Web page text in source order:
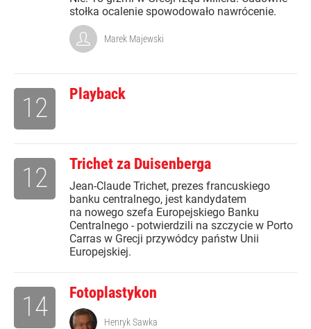
stołka ocalenie spowodowało nawrócenie.
Marek Majewski
Playback
12
Trichet za Duisenberga
Jean-Claude Trichet, prezes francuskiego
banku centralnego, jest kandydatem
na nowego szefa Europejskiego Banku
Centralnego - potwierdzili na szczycie w Porto
Carras w Grecji przywódcy państw Unii
Europejskiej.
12
Fotoplastykon
14 Henryk Sawka